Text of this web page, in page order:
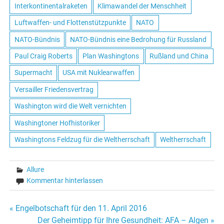
Interkontinentalraketen Klimawandel der Menschheit
Luftwaffen- und Flottenstützpunkte NATO
NATO-Bündnis NATO-Bündnis eine Bedrohung für Russland
Paul Craig Roberts Plan Washingtons Rußland und China
Supermacht USA mit Nuklearwaffen
Versailler Friedensvertrag
Washington wird die Welt vernichten
Washingtoner Hofhistoriker
Washingtons Feldzug für die Weltherrschaft Weltherrschaft
Allure
Kommentar hinterlassen
« Engelbotschaft für den 11. April 2016
Der Geheimtipp für Ihre Gesundheit: AFA – Algen »